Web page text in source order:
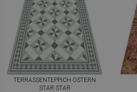
TERRASSENTEPPICH OSTERN
STAR STAR